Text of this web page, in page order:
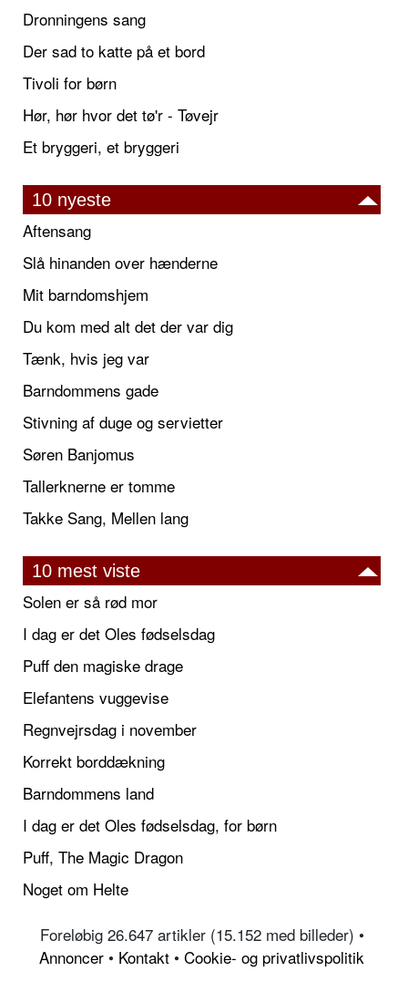
Dronningens sang
Der sad to katte på et bord
Tivoli for børn
Hør, hør hvor det tø'r - Tøvejr
Et bryggeri, et bryggeri
10 nyeste
Aftensang
Slå hinanden over hænderne
Mit barndomshjem
Du kom med alt det der var dig
Tænk, hvis jeg var
Barndommens gade
Stivning af duge og servietter
Søren Banjomus
Tallerknerne er tomme
Takke Sang, Mellen lang
10 mest viste
Solen er så rød mor
I dag er det Oles fødselsdag
Puff den magiske drage
Elefantens vuggevise
Regnvejrsdag i november
Korrekt borddækning
Barndommens land
I dag er det Oles fødselsdag, for børn
Puff, The Magic Dragon
Noget om Helte
Foreløbig 26.647 artikler (15.152 med billeder) •
Annoncer • Kontakt • Cookie- og privatlivspolitik